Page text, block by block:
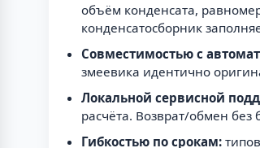
объём конденсата,
конденсатосборник
Совместимостью с
змеевика идентично
Локальной сервисной
расчёта. Возврат/обмен без
Гибкостью по срокам: